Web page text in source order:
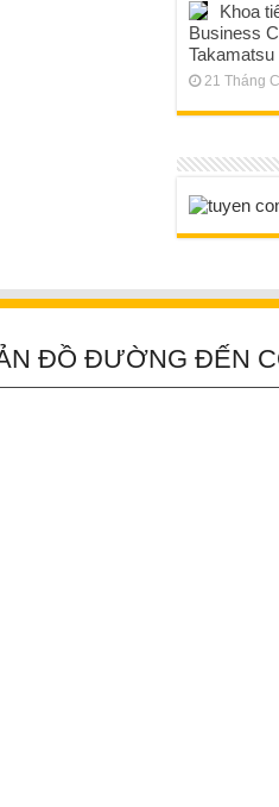
Khoa
Business
Takamatsu
21 Tháng
ĐỒ ĐƯỜNG ĐẾN